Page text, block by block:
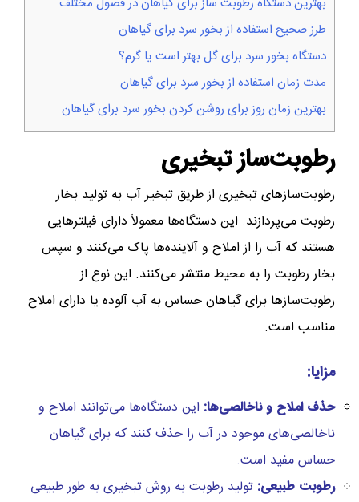
طرز صحیح استفاده از بخور سرد برای گیاهان
دستگاه بخور سرد برای گل بهتر است یا گرم؟
مدت زمان استفاده از بخور سرد برای گیاهان
بهترین زمان روز برای روشن کردن بخور سرد برای گیاهان
رطوبت‌ساز تبخیری
رطوبت‌سازهای تبخیری از طریق تبخیر آب به تولید بخار
رطوبت می‌پردازند. این دستگاه‌ها معمولاً دارای فیلترهایی
هستند که آب را از املاح و آلاینده‌ها پاک می‌کنند و سپس
بخار رطوبت را به محیط منتشر می‌کنند. این نوع از
رطوبت‌سازها برای گیاهان حساس به آب آلوده یا دارای املاح
مناسب است.
مزایا:
حذف املاح و ناخالصی‌ها: این دستگاه‌ها می‌توانند املاح و
ناخالصی‌های موجود در آب را حذف کنند که برای گیاهان
حساس مفید است.
رطوبت طبیعی: تولید رطوبت به روش تبخیری به طور طبیعی